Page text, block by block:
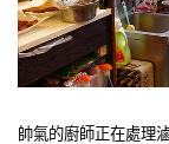
帥氣的廚師正在處理